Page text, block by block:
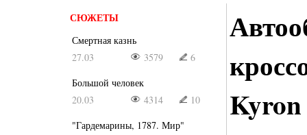
СЮЖЕТЫ
Смертная казнь
27.03
3579
6
Большой человек
20.03
4314
10
"Гардемарины, 1787. Мир"
Kyron